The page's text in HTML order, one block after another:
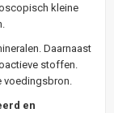
kleine
Daarnaast
stoffen.
voedingsbron.
en